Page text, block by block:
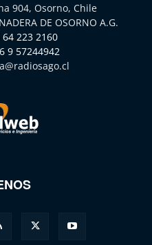
904, Osorno, Chile
DE OSORNO A.G.
64 223 2160
9 57244942